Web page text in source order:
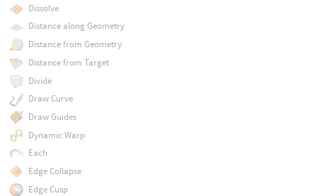
Dissolve
Distance along Geometry
Distance from Geometry
Distance from Target
Divide
Draw Curve
Draw Guides
Dynamic Warp
Each
Edge Collapse
Edge Cusp